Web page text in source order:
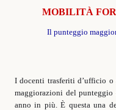
MOBILITÀ
Il punteggio
I docenti trasferiti d’ufficio o
maggiorazioni del
anno in più. È questa una